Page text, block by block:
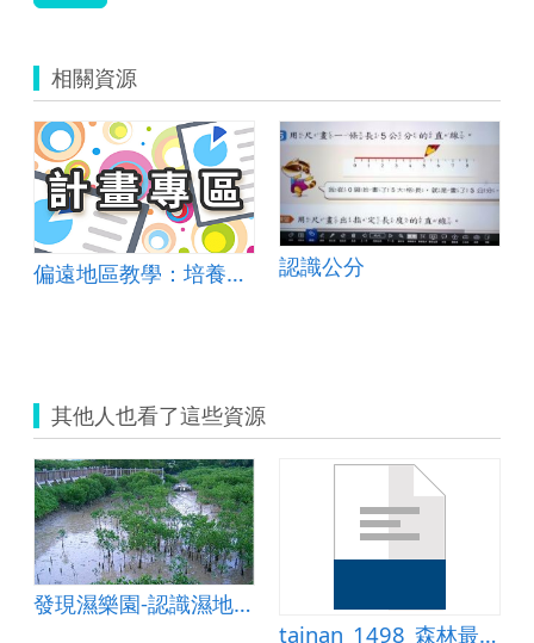
相關資源
偏遠地區教學：培養道德實踐與公民意識素養
認識公分
其他人也看了這些資源
發現濕樂園-認識濕地ppt
tainan_1498_森林最優美的一天教案